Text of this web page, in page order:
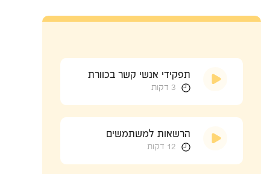
תפקידי אנשי קשר בכוורת
3 דקות
הרשאות למשתמשים
12 דקות